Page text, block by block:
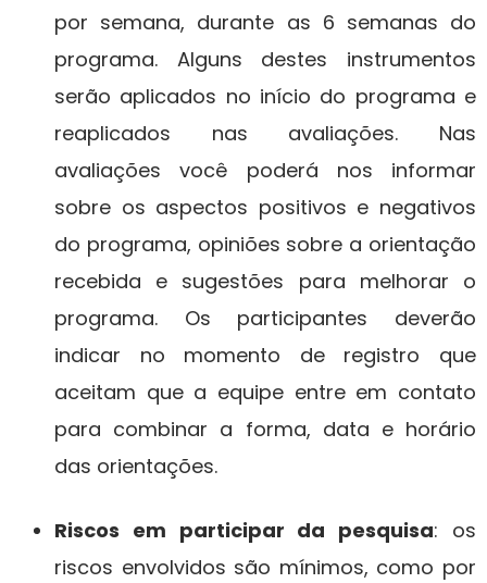
por semana, durante as 6 semanas do
programa. Alguns destes instrumentos
serão aplicados no início do programa e
reaplicados nas avaliações. Nas
avaliações você poderá nos informar
sobre os aspectos positivos e negativos
do programa, opiniões sobre a orientação
recebida e sugestões para melhorar o
programa. Os participantes deverão
indicar no momento de registro que
aceitam que a equipe entre em contato
para combinar a forma, data e horário
das orientações.
Riscos em participar da pesquisa: os
riscos envolvidos são mínimos, como por